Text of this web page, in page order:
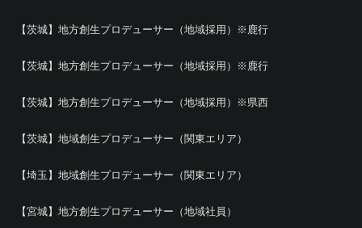
【茨城】地方創生プロデューサー（地域採用）※鹿行
【茨城】地方創生プロデューサー（地域採用）※鹿行
【茨城】地方創生プロデューサー（地域採用）※県西
【茨城】地域創生プロデューサー（関東エリア）
【埼玉】地域創生プロデューサー（関東エリア）
【宮城】地方創生プロデューサー（地域社員）